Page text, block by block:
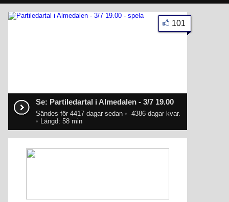
Se: Partiledartal i Almedalen - 3/7 19.00
Sändes för 4417 dagar sedan • -4386 dagar kvar.
• Längd: 58 min
101